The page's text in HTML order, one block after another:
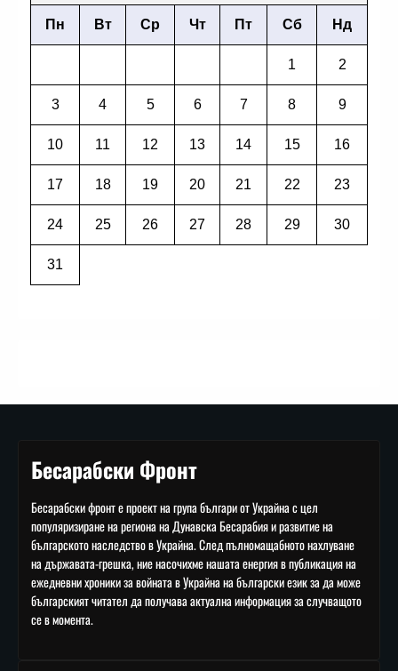
Пн Вт Ср Чт Пт Сб Нд
1 2
3 4 5 6 7 8 9
10 11 12 13 14 15 16
17 18 19 20 21 22 23
24 25 26 27 28 29 30
31
Бесарабски Фронт
Бесарабски фронт е проект на група българи от Украйна с цел
популяризиране на региона на Дунавска Бесарабия и развитие на
българското наследство в Украйна. След пълномащабното нахлуване
на държавата-грешка, ние насочихме нашата енергия в публикация на
ежедневни хроники за войната в Украйна на български език за да може
българският читател да получава актуална информация за случващото
се в момента.